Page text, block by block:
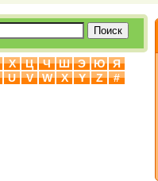
Х Ц Ч Ш Э Ю
Я
U V W X Y Z
#